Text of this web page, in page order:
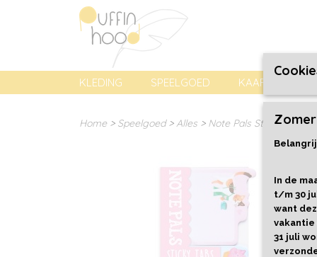
KLEDING SPEELGOED KAARTEN,
Home > Speelgoed>Alles > Note Pals Sticky Tabs -
In de
t/m 30
want
vakantie
31 juli